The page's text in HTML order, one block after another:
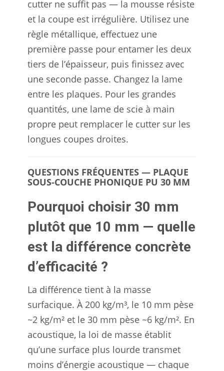
cutter ne suffit pas — la mousse résiste
et la coupe est irrégulière. Utilisez une
règle métallique, effectuez une
première passe pour entamer les deux
tiers de l’épaisseur, puis finissez avec
une seconde passe. Changez la lame
entre les plaques. Pour les grandes
quantités, une lame de scie à main
propre peut remplacer le cutter sur les
longues coupes droites.
QUESTIONS FRÉQUENTES — PLAQUE
SOUS-COUCHE PHONIQUE PU 30 MM
Pourquoi choisir 30 mm
plutôt que 10 mm — quelle
est la différence concrète
d’efficacité ?
La différence tient à la masse
surfacique. À 200 kg/m³, le 10 mm pèse
~2 kg/m² et le 30 mm pèse ~6 kg/m². En
acoustique, la loi de masse établit
qu’une surface plus lourde transmet
moins d’énergie acoustique — chaque